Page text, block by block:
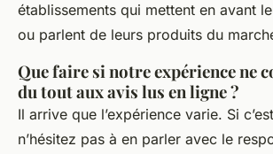
établissements qui mettent en avant
ou parlent de leurs produits du
Que faire si notre expérience ne
du tout aux avis lus en ligne ?
Il arrive que l’expérience varie. Si
n’hésitez pas à en parler avec le